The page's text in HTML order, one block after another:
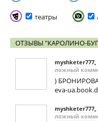
театры
ОТЗЫВЫ "КАРОЛИНО-
myshketer777,
ложный
)
eva-
myshketer777,
ложный